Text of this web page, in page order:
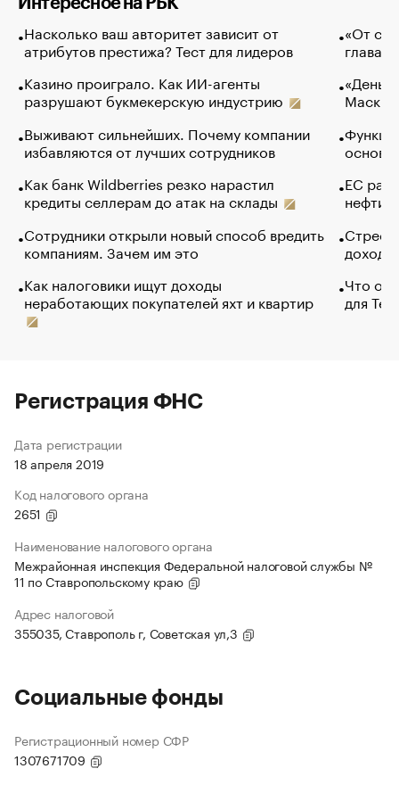
Интересное на РБК
Насколько ваш авторитет зависит от
атрибутов престижа? Тест для лидеров
Казино проиграло. Как ИИ-агенты
разрушают букмекерскую индустрию
Выживают сильнейших. Почему компании
избавляются от лучших сотрудников
Как банк Wildberries резко нарастил
кредиты селлерам до атак на склады
Сотрудники открыли новый способ вредить
компаниям. Зачем им это
Как налоговики ищут доходы
неработающих покупателей яхт и квартир
«От
глава
Маск в
основ
ЕС
нефти
Что
для
Регистрация ФНС
Дата регистрации
18 апреля 2019
Код налогового органа
2651
Наименование налогового органа
Межрайонная инспекция Федеральной налоговой службы №
11 по Ставропольскому краю
Адрес налоговой
355035, Ставрополь г, Советская ул,3
Социальные фонды
Регистрационный номер СФР
1307671709